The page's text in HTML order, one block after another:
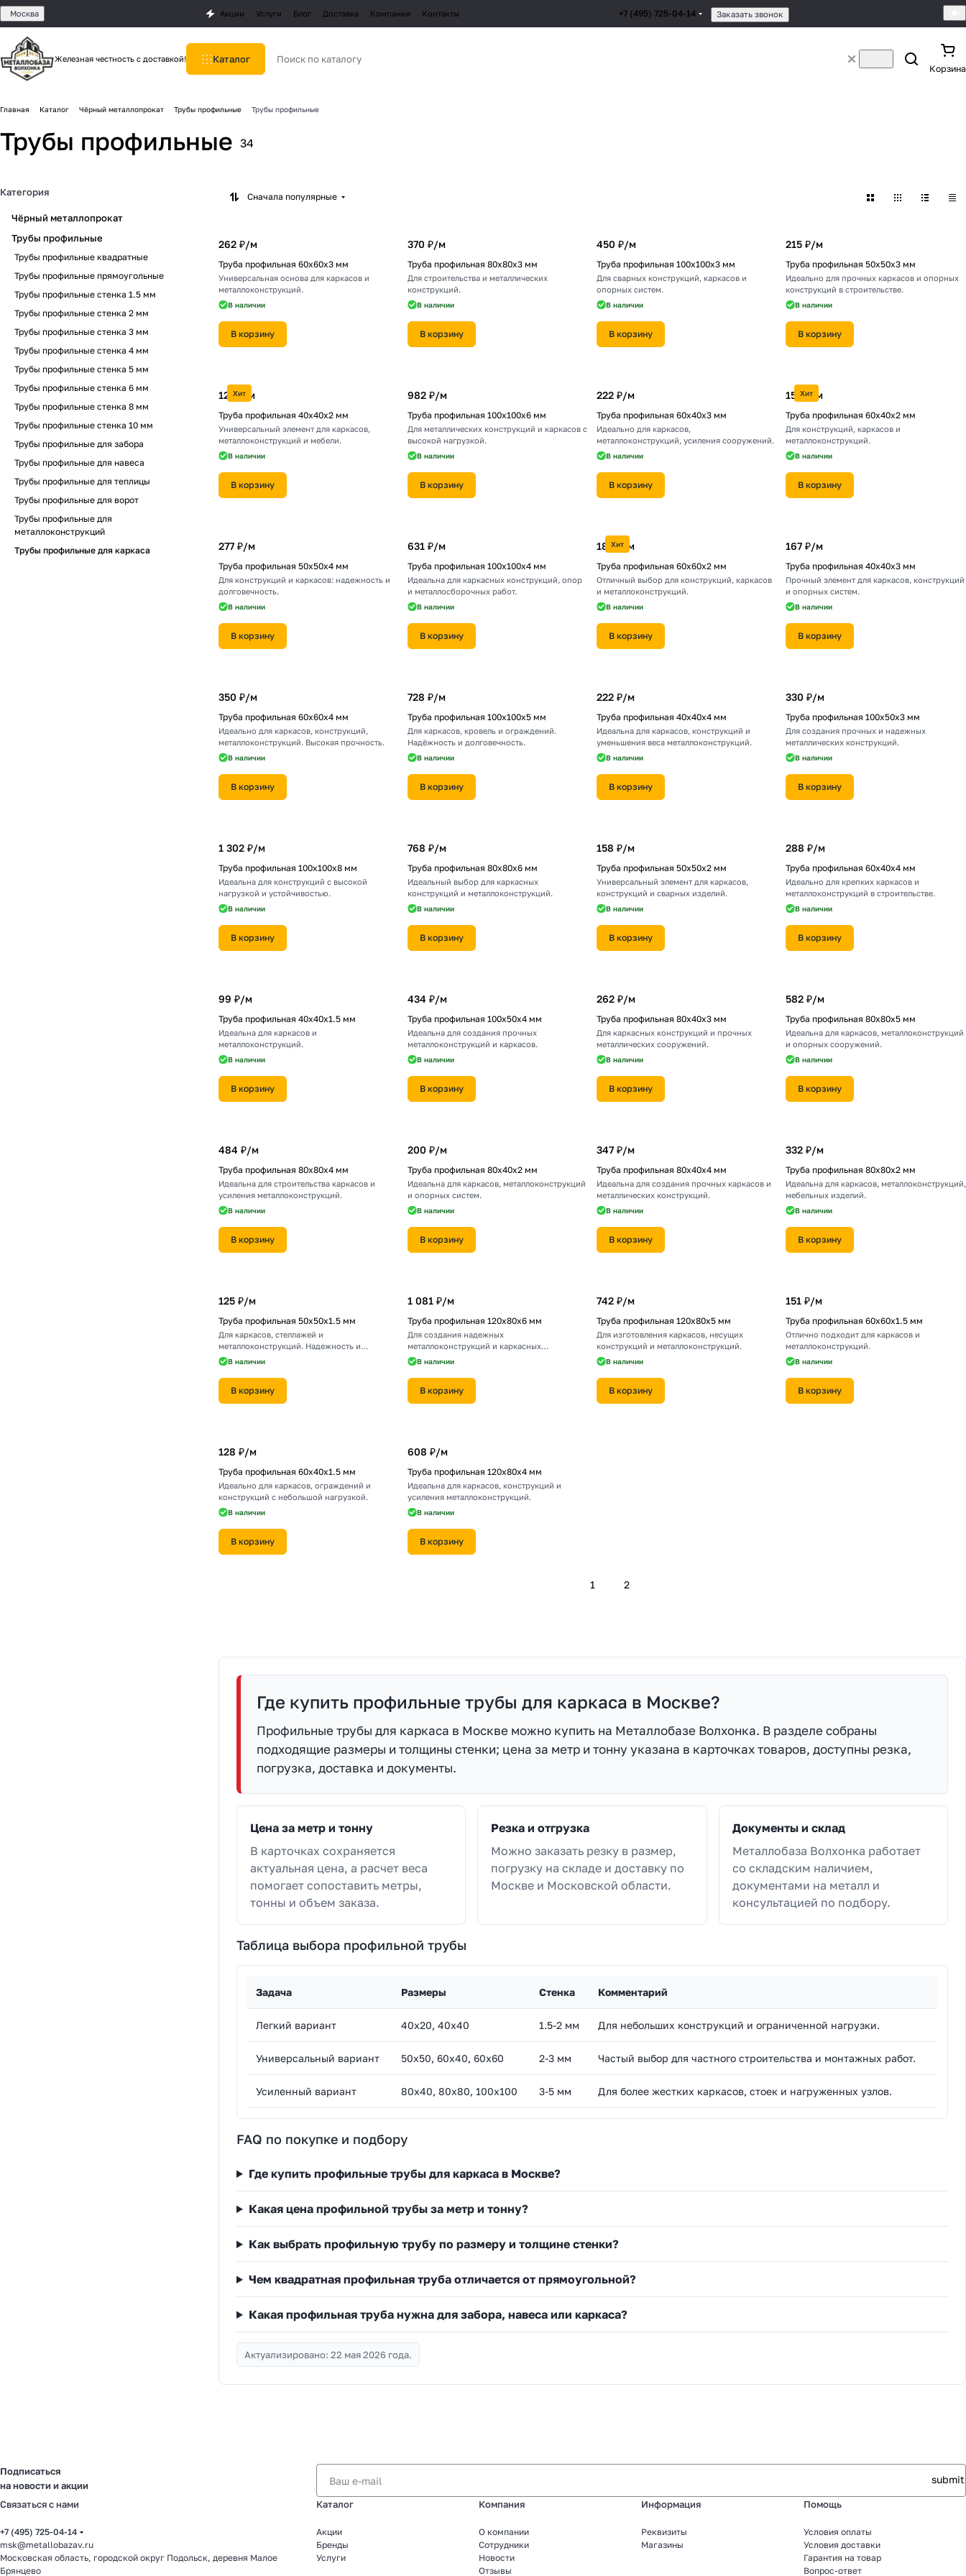
Москва Акции Услуги Блог Доставка Компания Контакты +7 (495) 725-04-14 Заказать звонок
Железная честность с доставкой! Каталог
Корзина
Главная Каталог Чёрный металлопрокат Трубы профильные Трубы профильные
Трубы профильные 34
Сначала популярные
262 ₽/м
Труба профильная 60х60х3 мм
Универсальная основа для каркасов и
металлоконструкций.
В наличии
В корзину
370 ₽/м
Труба профильная 80х80х3 мм
Для строительства и металлических
конструкций.
В наличии
В корзину
450 ₽/м
Труба профильная 100х100х3 мм
Для сварных конструкций, каркасов и
опорных систем.
В наличии
В корзину
215 ₽/м
Труба профильная 50х50х3 мм
Идеально для прочных каркасов и опорных
конструкций в строительстве.
В наличии
В корзину
Хит
121 ₽/ м
Труба профильная 40х40х2 мм
Универсальный элемент для каркасов,
металлоконструкций и мебели.
В наличии
В корзину
982 ₽/м
Труба профильная 100х100х6 мм
Для металлических конструкций и каркасов с
высокой нагрузкой.
В наличии
В корзину
222 ₽/м
Труба профильная 60х40х3 мм
Идеально для каркасов,
металлоконструкций, усиления сооружений.
В наличии
В корзину
Хит
153 ₽/ м
Труба профильная 60х40х2 мм
Для конструкций, каркасов и
металлоконструкций.
В наличии
В корзину
277 ₽/м
Труба профильная 50х50х4 мм
Для конструкций и каркасов: надежность и
долговечность.
В наличии
В корзину
631 ₽/м
Труба профильная 100х100х4 мм
Идеальна для каркасных конструкций, опор
и металлосборочных работ.
В наличии
В корзину
Хит
185 ₽/ м
Труба профильная 60х60х2 мм
Отличный выбор для конструкций, каркасов
и металлоконструкций.
В наличии
В корзину
167 ₽/м
Труба профильная 40х40х3 мм
Прочный элемент для каркасов, конструкций
и опорных систем.
В наличии
В корзину
350 ₽/м
Труба профильная 60х60х4 мм
Идеально для каркасов, конструкций,
металлоконструкций. Высокая прочность.
В наличии
В корзину
728 ₽/м
Труба профильная 100х100х5 мм
Для каркасов, кровель и ограждений.
Надёжность и долговечность.
В наличии
В корзину
222 ₽/м
Труба профильная 40х40х4 мм
Идеальна для каркасов, конструкций и
уменьшения веса металлоконструкций.
В наличии
В корзину
330 ₽/м
Труба профильная 100х50х3 мм
Для создания прочных и надежных
металлических конструкций.
В наличии
В корзину
1 302 ₽/м
Труба профильная 100х100х8 мм
Идеальна для конструкций с высокой
нагрузкой и устойчивостью.
В наличии
В корзину
768 ₽/м
Труба профильная 80х80х6 мм
Идеальный выбор для каркасных
конструкций и металлоконструкций.
В наличии
В корзину
158 ₽/м
Труба профильная 50х50х2 мм
Универсальный элемент для каркасов,
конструкций и сварных изделий.
В наличии
В корзину
288 ₽/м
Труба профильная 60х40х4 мм
Идеально для крепких каркасов и
металлоконструкций в строительстве.
В наличии
В корзину
99 ₽/м
Труба профильная 40х40х1.5 мм
Идеальна для каркасов и
металлоконструкций.
В наличии
В корзину
434 ₽/м
Труба профильная 100х50х4 мм
Идеальна для создания прочных
металлоконструкций и каркасов.
В наличии
В корзину
262 ₽/м
Труба профильная 80х40х3 мм
Для каркасных конструкций и прочных
металлических сооружений.
В наличии
В корзину
582 ₽/м
Труба профильная 80х80х5 мм
Идеальна для каркасов, металлоконструкций
и опорных сооружений.
В наличии
В корзину
484 ₽/м
Труба профильная 80х80х4 мм
Идеальна для строительства каркасов и
усиления металлоконструкций.
В наличии
В корзину
200 ₽/м
Труба профильная 80х40х2 мм
Идеальна для каркасов, металлоконструкций
и опорных систем.
В наличии
В корзину
347 ₽/м
Труба профильная 80х40х4 мм
Идеальна для создания прочных каркасов и
металлических конструкций.
В наличии
В корзину
332 ₽/м
Труба профильная 80х80х2 мм
Идеальна для каркасов, металлоконструкций,
мебельных изделий.
В наличии
В корзину
125 ₽/м
Труба профильная 50х50х1.5 мм
Для каркасов, стеллажей и
металлоконструкций. Надежность и
прочность.
В наличии
В корзину
1 081 ₽/м
Труба профильная 120х80х6 мм
Для создания надежных
металлоконструкций и каркасных
сооружений.
В наличии
В корзину
742 ₽/м
Труба профильная 120х80х5 мм
Для изготовления каркасов, несущих
конструкций и металлоконструкций.
В наличии
В корзину
151 ₽/м
Труба профильная 60х60х1.5 мм
Отлично подходит для каркасов и
металлоконструкций.
В наличии
В корзину
128 ₽/м
Труба профильная 60х40х1.5 мм
Идеально для каркасов, ограждений и
конструкций с небольшой нагрузкой.
В наличии
В корзину
608 ₽/м
Труба профильная 120х80х4 мм
Идеальна для каркасов, конструкций и
усиления металлоконструкций.
В наличии
В корзину
1 2
Где купить профильные трубы для каркаса в Москве?
Профильные трубы для каркаса в Москве можно купить на Металлобазе Волхонка. В разделе собраны
подходящие размеры и толщины стенки; цена за метр и тонну указана в карточках товаров, доступны резка,
погрузка, доставка и документы.
Цена за метр и тонну
В карточках сохраняется
актуальная цена, а расчет веса
помогает сопоставить метры,
тонны и объем заказа.
Резка и отгрузка
Можно заказать резку в размер,
погрузку на складе и доставку по
Москве и Московской области.
Документы и склад
Металлобаза Волхонка работает
со складским наличием,
документами на металл и
консультацией по подбору.
Таблица выбора профильной трубы
Задача Размеры Стенка Комментарий
Легкий вариант 40х20, 40х40 1.5-2 мм Для небольших конструкций и ограниченной нагрузки.
Универсальный вариант 50х50, 60х40, 60х60 2-3 мм Частый выбор для частного строительства и монтажных работ.
Усиленный вариант 80х40, 80х80, 100х100 3-5 мм Для более жестких каркасов, стоек и нагруженных узлов.
FAQ по покупке и подбору
Где купить профильные трубы для каркаса в Москве?
Какая цена профильной трубы за метр и тонну?
Как выбрать профильную трубу по размеру и толщине стенки?
Чем квадратная профильная труба отличается от прямоугольной?
Какая профильная труба нужна для забора, навеса или каркаса?
Актуализировано: 22 мая 2026 года.
Категория
Чёрный металлопрокат
Трубы профильные
Трубы профильные квадратные
Трубы профильные прямоугольные
Трубы профильные стенка 1.5 мм
Трубы профильные стенка 2 мм
Трубы профильные стенка 3 мм
Трубы профильные стенка 4 мм
Трубы профильные стенка 5 мм
Трубы профильные стенка 6 мм
Трубы профильные стенка 8 мм
Трубы профильные стенка 10 мм
Трубы профильные для забора
Трубы профильные для навеса
Трубы профильные для теплицы
Трубы профильные для ворот
Трубы профильные для
металлоконструкций
Трубы профильные для каркаса
Подписаться
на новости и акции
Связаться с нами
+7 (495) 725-04-14
msk@metallobazav.ru
Московская область, городской округ Подольск, деревня Малое
Брянцево
Каталог
Акции
Бренды
Услуги
Компания
О компании
Сотрудники
Новости
Отзывы
Информация
Реквизиты
Магазины
Помощь
Условия оплаты
Условия доставки
Гарантия на товар
Вопрос-ответ